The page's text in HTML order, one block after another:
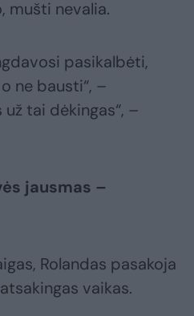
mušti nevalia.
pasikalbėti,
ne bausti“, –
už tai dėkingas“, –
jausmas –
Rolandas pasakoja
vaikas.